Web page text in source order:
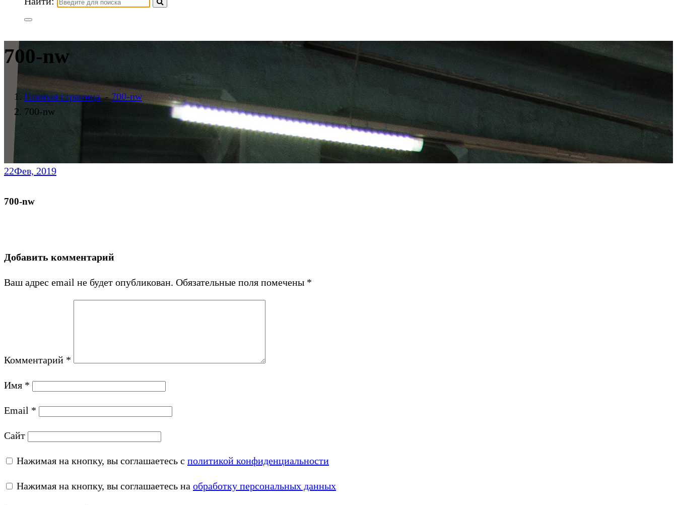
700-nw
Главная страница-700-nw
700-nw
22Фев, 2019
700-nw
Добавить комментарий
Ваш адрес email не будет опубликован. Обязательные поля помечены *
Комментарий *
Имя *
Email *
Сайт
Нажимая на кнопку, вы соглашаетесь с политикой конфиденциальности
Нажимая на кнопку, вы соглашаетесь на обработку персональных данных